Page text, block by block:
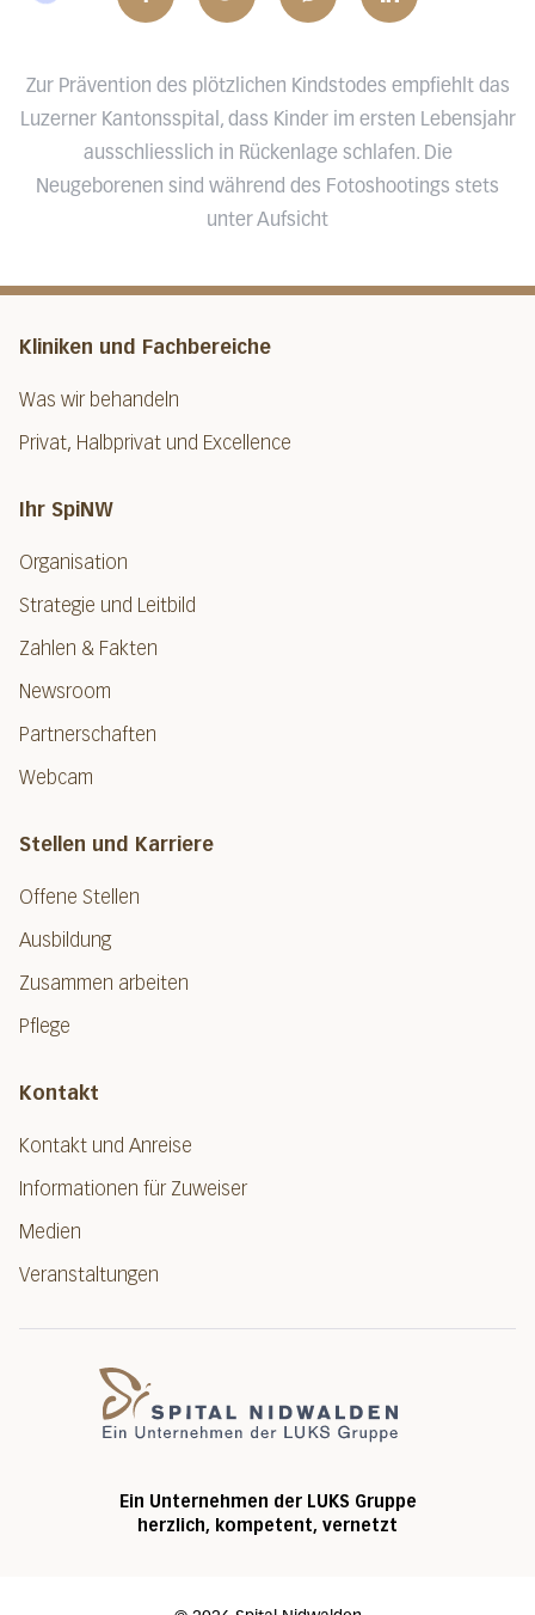
Zur Prävention des plötzlichen Kindstodes empfiehlt das
Luzerner Kantonsspital, dass Kinder im ersten Lebensjahr
ausschliesslich in Rückenlage schlafen. Die
Neugeborenen sind während des Fotoshootings stets
unter Aufsicht
Kliniken und Fachbereiche
Was wir behandeln
Privat, Halbprivat und Excellence
Ihr SpiNW
Organisation
Strategie und Leitbild
Zahlen & Fakten
Newsroom
Partnerschaften
Webcam
Stellen und Karriere
Offene Stellen
Ausbildung
Zusammen arbeiten
Pflege
Kontakt
Kontakt und Anreise
Informationen für Zuweiser
Medien
Veranstaltungen
Ein Unternehmen der LUKS Gruppe
herzlich, kompetent, vernetzt